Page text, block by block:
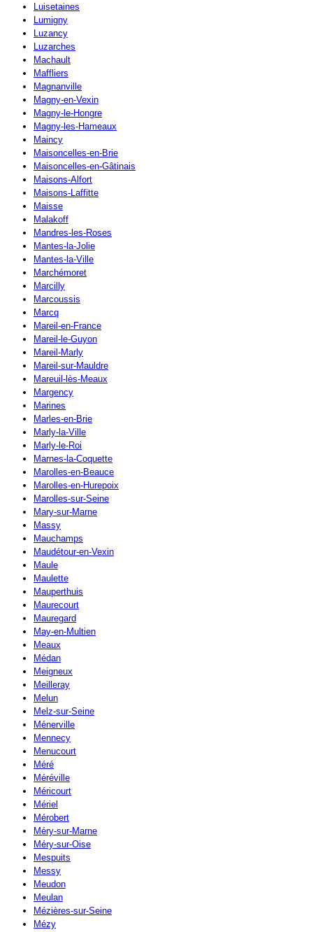
Luisetaines
Lumigny
Luzancy
Luzarches
Machault
Maffliers
Magnanville
Magny-en-Vexin
Magny-le-Hongre
Magny-les-Hameaux
Maincy
Maisoncelles-en-Brie
Maisoncelles-en-Gâtinais
Maisons-Alfort
Maisons-Laffitte
Maisse
Malakoff
Mandres-les-Roses
Mantes-la-Jolie
Mantes-la-Ville
Marchémoret
Marcilly
Marcoussis
Marcq
Mareil-en-France
Mareil-le-Guyon
Mareil-Marly
Mareil-sur-Mauldre
Mareuil-lès-Meaux
Margency
Marines
Marles-en-Brie
Marly-la-Ville
Marly-le-Roi
Marnes-la-Coquette
Marolles-en-Beauce
Marolles-en-Hurepoix
Marolles-sur-Seine
Mary-sur-Marne
Massy
Mauchamps
Maudétour-en-Vexin
Maule
Maulette
Mauperthuis
Maurecourt
Mauregard
May-en-Multien
Meaux
Médan
Meigneux
Meilleray
Melun
Melz-sur-Seine
Ménerville
Mennecy
Menucourt
Méré
Méréville
Méricourt
Mériel
Mérobert
Méry-sur-Marne
Méry-sur-Oise
Mespuits
Messy
Meudon
Meulan
Mézières-sur-Seine
Mézy